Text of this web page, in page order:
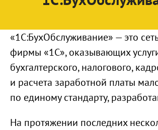
«1С:БухОбслуживание» — это
фирмы «1С», оказывающих
бухгалтерского, налогового,
и расчета заработной платы
по единому стандарту,
На протяжении последних